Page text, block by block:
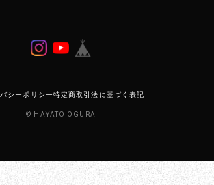
シーポリシー特定商取引法に基づく表記
© HAYATO OGURA